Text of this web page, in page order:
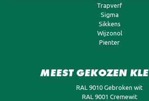
Trapverf
Sigma
Sikkens
Wijzonol
Pienter
MEEST GEKOZEN
RAL 9010 Gebroken wit
RAL 9001 Cremewit